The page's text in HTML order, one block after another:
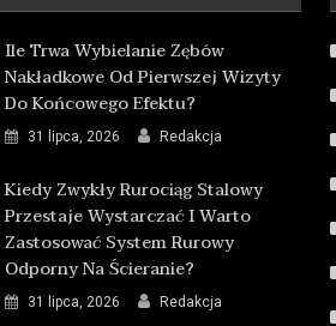
Ile Trwa Wybielanie Zębów
Nakładkowe Od Pierwszej Wizyty
Do Końcowego Efektu?
31 lipca, 2026 Redakcja
Kiedy Zwykły Rurociąg Stalowy
Przestaje Wystarczać I Warto
Zastosować System Rurowy
Odporny Na Ścieranie?
31 lipca, 2026 Redakcja